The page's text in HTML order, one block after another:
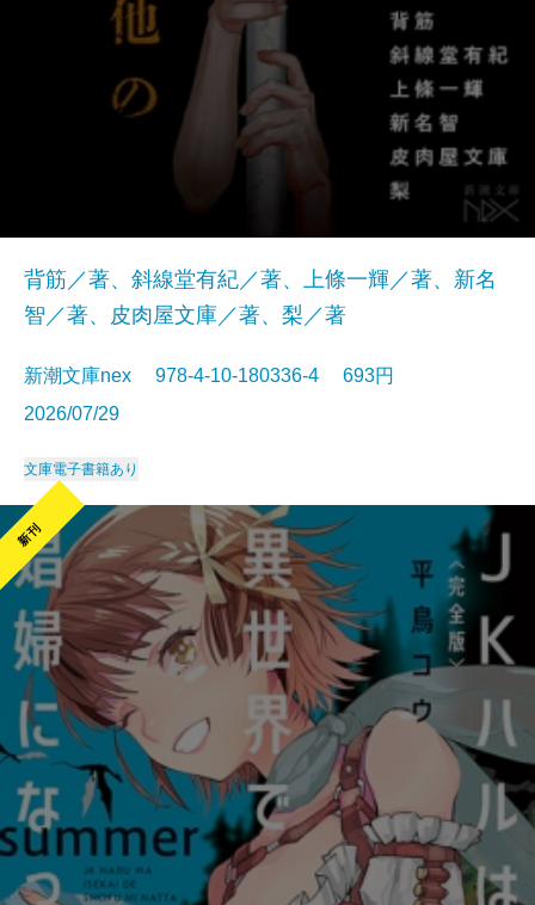
背筋／著、斜線堂有紀／著、上條一輝／著、新名
智／著、皮肉屋文庫／著、梨／著
新潮文庫nex 978-4-10-180336-4 693円
2026/07/29
文庫電子書籍あり
新刊